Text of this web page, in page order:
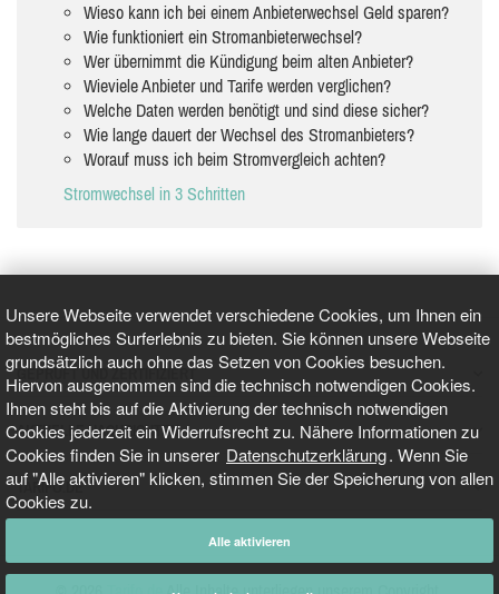
Unsere Webseite verwendet verschiedene Cookies, um Ihnen ein
bestmögliches Surferlebnis zu bieten. Sie können unsere Webseite
grundsätzlich auch ohne das Setzen von Cookies besuchen.
Hiervon ausgenommen sind die technisch notwendigen Cookies.
Ihnen steht bis auf die Aktivierung der technisch notwendigen
Cookies jederzeit ein Widerrufsrecht zu. Nähere Informationen zu
Cookies finden Sie in unserer Datenschutzerklärung. Wenn Sie
auf "Alle aktivieren" klicken, stimmen Sie der Speicherung von allen
Cookies zu.
Alle aktivieren
Wieso kann ich bei einem Anbieterwechsel Geld sparen?
Wie funktioniert ein Stromanbieterwechsel?
Wer übernimmt die Kündigung beim alten Anbieter?
Wieviele Anbieter und Tarife werden verglichen?
Welche Daten werden benötigt und sind diese sicher?
Wie lange dauert der Wechsel des Stromanbieters?
Worauf muss ich beim Stromvergleich achten?
Stromwechsel in 3 Schritten
GEPRÜFT UND ZERTIFIZIERT
AKTUELLE NACHRICHTEN
TARIFO.DE